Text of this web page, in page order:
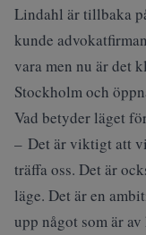
Lindahl är tillbaka
kunde
vara men nu är det
Stockholm och
Vad betyder läget
– Det är viktigt att
träffa oss. Det är
läge. Det är en
upp något som är